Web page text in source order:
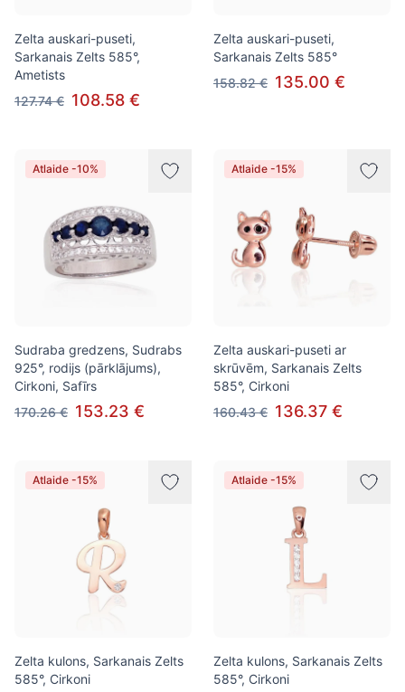
Zelta auskari-puseti,
Sarkanais Zelts 585°,
Ametists
127.74 € 108.58 €
Zelta auskari-puseti,
Sarkanais Zelts 585°
158.82 € 135.00 €
Atlaide -10%
Sudraba gredzens, Sudrabs
925°, rodijs (pārklājums),
Cirkoni, Safīrs
170.26 € 153.23 €
Atlaide -15%
Zelta auskari-puseti ar
skrūvēm, Sarkanais Zelts
585°, Cirkoni
160.43 € 136.37 €
Atlaide -15%
Zelta kulons, Sarkanais Zelts
585°, Cirkoni
Atlaide -15%
Zelta kulons, Sarkanais Zelts
585°, Cirkoni